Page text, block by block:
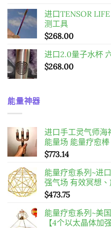
进口TENSOR
测工具
$268.00
进口2.0量子水杯
$268.00
能量神器
进口手工灵气师海
能量场 能量疗愈棒
$773.14
能量疗愈系列~进
强气场 有效冥想
$473.75
能量疗愈系列~美
【4个以太晶体加